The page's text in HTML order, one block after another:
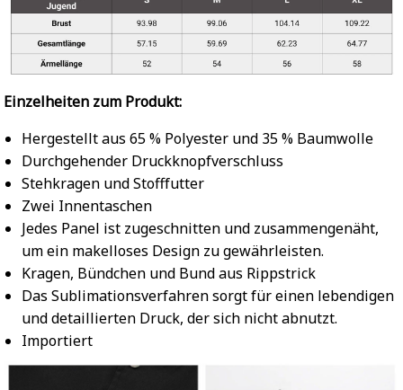
Einzelheiten zum Produkt:
Hergestellt aus 65 % Polyester und 35 % Baumwolle
Durchgehender Druckknopfverschluss
Stehkragen und Stofffutter
Zwei Innentaschen
Jedes Panel ist zugeschnitten und zusammengenäht,
um ein makelloses Design zu gewährleisten.
Kragen, Bündchen und Bund aus Rippstrick
Das Sublimationsverfahren sorgt für einen lebendigen
und detaillierten Druck, der sich nicht abnutzt.
Importiert